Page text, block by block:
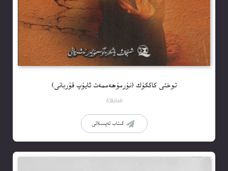
توختى كاككۇك (نۇرمۇھەممەت ئايۇپ قۇربانى)
Elkitab
كىتاب تەپسىلاتى